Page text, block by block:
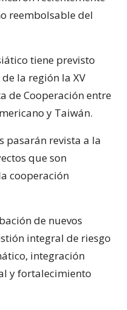
reembolsable del
tiene previsto
la región la XV
de Cooperación entre
y Taiwán.
pasarán revista a la
que son
cooperación
de nuevos
integral de riesgo
integración
y fortalecimiento